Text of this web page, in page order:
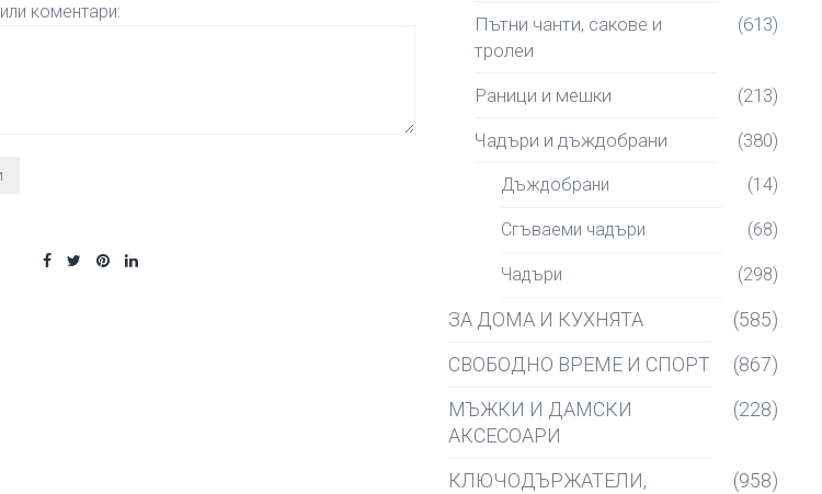
коментари:
Пътни чанти, сакове и
тролеи
(613)
Раници и мешки (213)
Чадъри и дъждобрани (380)
Дъждобрани (14)
Сгъваеми чадъри (68)
Чадъри (298)
ЗА ДОМА И КУХНЯТА
(585)
СВОБОДНО ВРЕМЕ И СПОРТ
(867)
МЪЖКИ И ДАМСКИ
АКСЕСОАРИ
(228)
КЛЮЧОДЪРЖАТЕЛИ,
(958)